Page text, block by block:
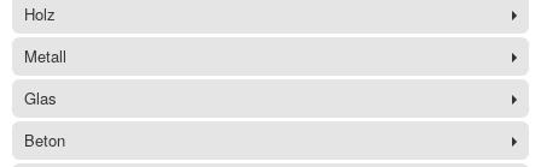
Holz
Metall
Glas
Beton